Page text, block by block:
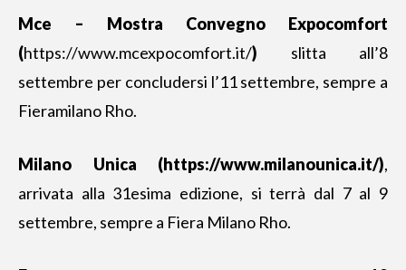
Mce – Mostra Convegno Expocomfort
(https://www.mcexpocomfort.it/) slitta all’8
settembre per concludersi l’11 settembre, sempre a
Fieramilano Rho.
Milano Unica (https://www.milanounica.it/),
arrivata alla 31esima edizione, si terrà dal 7 al 9
settembre, sempre a Fiera Milano Rho.